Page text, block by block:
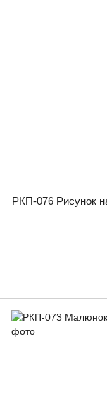
РКП-076 Рисунок